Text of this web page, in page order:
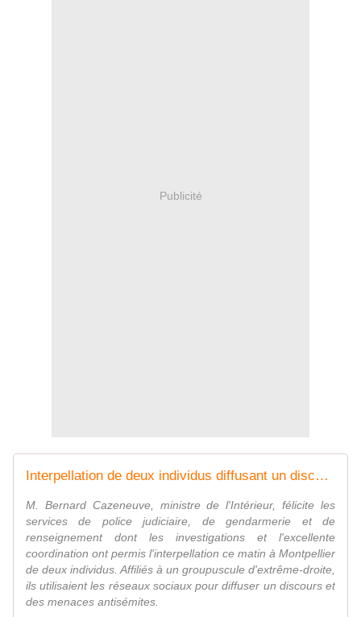
Publicité
Interpellation de deux individus diffusant un discours et des menaces antisémites sur les réseaux sociaux
M. Bernard Cazeneuve, ministre de l'Intérieur, félicite les
services de police judiciaire, de gendarmerie et de
renseignement dont les investigations et l'excellente
coordination ont permis l'interpellation ce matin à Montpellier
de deux individus. Affiliés à un groupuscule d'extrême-droite,
ils utilisaient les réseaux sociaux pour diffuser un discours et
des menaces antisémites.